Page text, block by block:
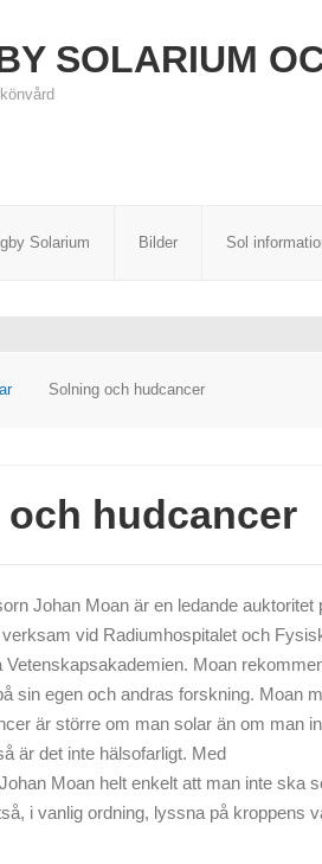
SOLARIUM
Solarium Bilder Sol
Solning och hudcancer
hudcancer
Johan Moan är en ledande
vid Radiumhospitalet och
Moan
sin egen och andras forskning. Moan
är större om man solar än om man
är det inte hälsofarligt. Med
Moan helt enkelt att man inte ska
i vanlig ordning, lyssna på kroppens